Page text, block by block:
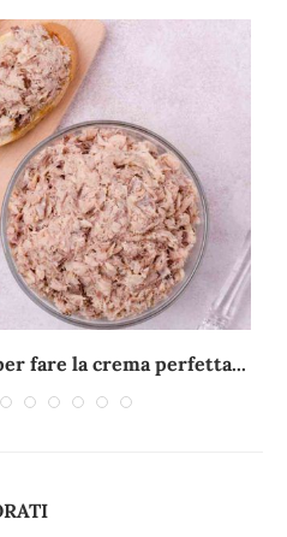
fare la crema perfetta...